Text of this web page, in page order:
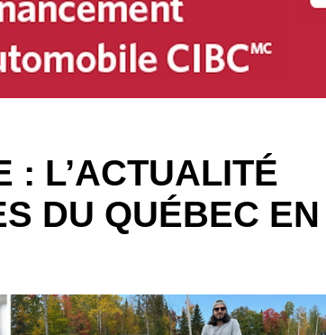
: L’ACTUALITÉ
DU QUÉBEC EN